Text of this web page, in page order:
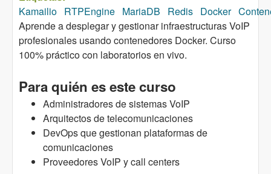
Kamailio RTPEngine MariaDB Redis Docker
Aprende a desplegar y gestionar infraestructuras VoIP
profesionales usando contenedores Docker. Curso
100% práctico con laboratorios en vivo.
Para quién es este curso
Administradores de sistemas VoIP
Arquitectos de telecomunicaciones
DevOps que gestionan plataformas de
comunicaciones
Proveedores VoIP y call centers